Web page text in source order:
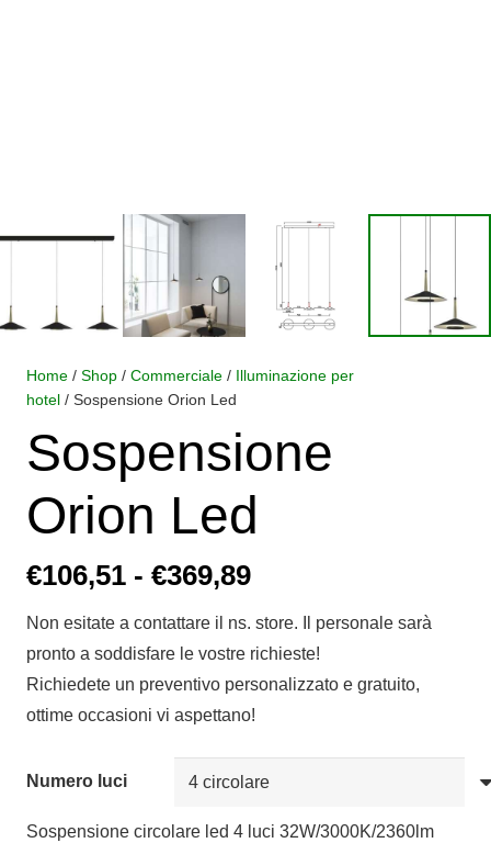
Home / Shop / Commerciale / Illuminazione per
hotel / Sospensione Orion Led
Sospensione
Orion Led
€106,51 - €369,89Fascia
prezzo:
da
€106,51
a
€369,89
Non esitate a contattare il ns. store. Il personale sarà
pronto a soddisfare le vostre richieste!
Richiedete un preventivo personalizzato e gratuito,
ottime occasioni vi aspettano!
Numero luci
Sospensione circolare led 4 luci 32W/3000K/2360lm